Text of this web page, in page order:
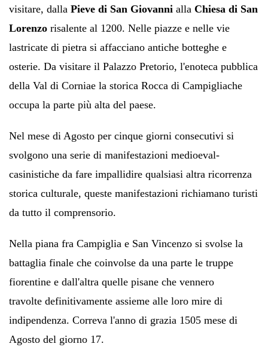
visitare, dalla Pieve di San Giovanni alla Chiesa di San
Lorenzo risalente al 1200. Nelle piazze e nelle vie
lastricate di pietra si affacciano antiche botteghe e
osterie. Da visitare il Palazzo Pretorio, l'enoteca pubblica
della Val di Corniae la storica Rocca di Campigliache
occupa la parte più alta del paese.
Nel mese di Agosto per cinque giorni consecutivi si
svolgono una serie di manifestazioni medioeval-
casinistiche da fare impallidire qualsiasi altra ricorrenza
storica culturale, queste manifestazioni richiamano turisti
da tutto il comprensorio.
Nella piana fra Campiglia e San Vincenzo si svolse la
battaglia finale che coinvolse da una parte le truppe
fiorentine e dall'altra quelle pisane che vennero
travolte definitivamente assieme alle loro mire di
indipendenza. Correva l'anno di grazia 1505 mese di
Agosto del giorno 17.